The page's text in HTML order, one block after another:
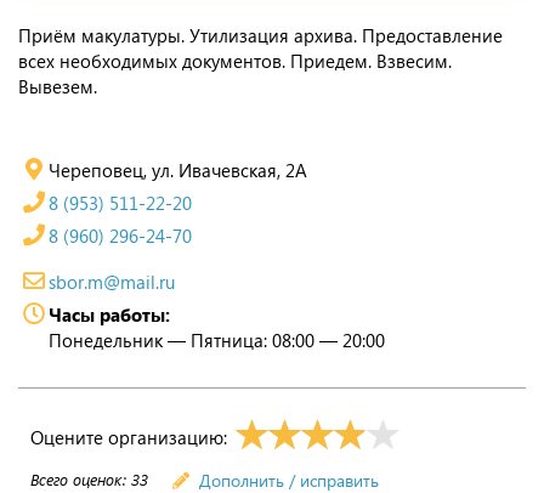
Приём макулатуры. Утилизация архива. Предоставление
всех необходимых документов. Приедем. Взвесим.
Вывезем.
Череповец, ул. Ивачевская, 2А
8 (953) 511-22-20
8 (960) 296-24-70
sbor.m@mail.ru
Часы работы:
Понедельник — Пятница: 08:00 — 20:00
Оцените организацию:
Всего оценок: 33
Дополнить / исправить